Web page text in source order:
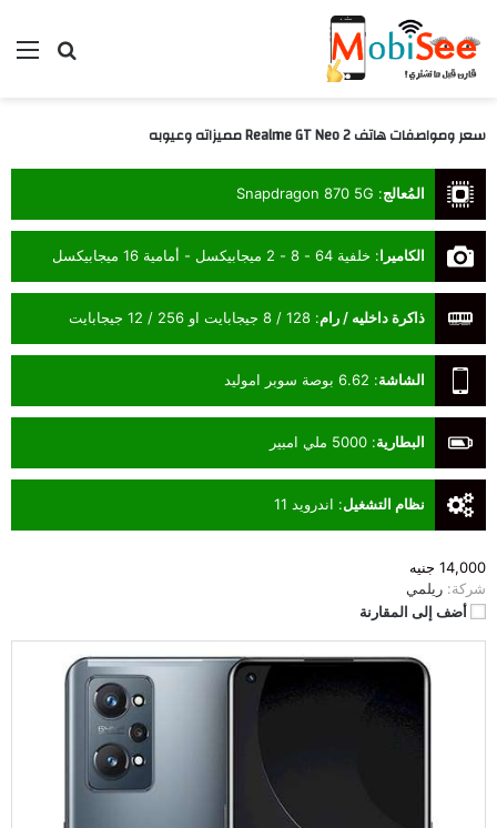
بحث
سعر ومواصفات هاتف Realme GT Neo 2 مميزاته وعيوبه
14,000 جنيه
شركة: ريلمي
أضف إلى المقارنة
المُعالج:
Snapdragon 870 5G
الكاميرا: خلفية 64 - 8 - 2 ميجابيكسل - أمامية 16 ميجابيكسل
ذاكرة داخليه / رام: 128 / 8 جيجابايت او 256 / 12 جيجابايت
الشاشة: 6.62 بوصة سوبر اموليد
البطارية: 5000 ملي امبير
نظام التشغيل: اندرويد 11